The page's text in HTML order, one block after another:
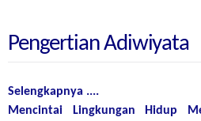
Pengertian Adiwiyata
Selengkapnya ....
Mencintai Lingkungan Hidup